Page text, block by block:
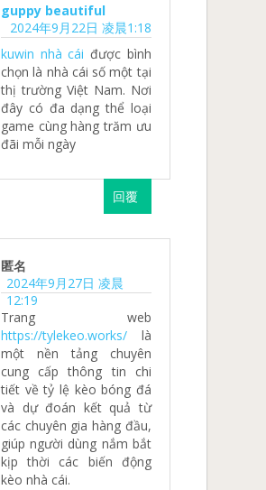
guppy beautiful
2024年9月22日 凌晨1:18
kuwin nhà cái được bình
chọn là nhà cái số một tại
thị trường Việt Nam. Nơi
đây có đa dạng thể loại
game cùng hàng trăm ưu
đãi mỗi ngày
回覆
匿名
2024年9月27日 凌晨
12:19
Trang web
https://tylekeo.works/ là
một nền tảng chuyên
cung cấp thông tin chi
tiết về tỷ lệ kèo bóng đá
và dự đoán kết quả từ
các chuyên gia hàng đầu,
giúp người dùng nắm bắt
kịp thời các biến động
kèo nhà cái.